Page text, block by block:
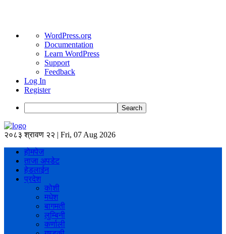
About
WordPress
WordPress.org
Documentation
Learn WordPress
Support
Feedback
Log In
Register
Search
२०८३ श्रावण २२ | Fri, 07 Aug 2026
होमपेज
ताजा अपडेट
हेडलाईन
प्रदेश
कोशी
मधेश
बागमती
लुम्बिनी
कर्णाली